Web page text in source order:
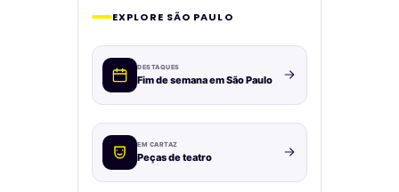
EXPLORE SÃO PAULO
DESTAQUES
Fim de semana em São Paulo
EM CARTAZ
Peças de teatro